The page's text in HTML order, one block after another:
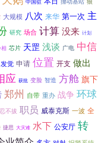
大规模 八次 来华 第一次 主
研究 场合 计算没来 计划
相 芯片 天罡 浅谈 广电 中信
发觉 申请 位置 开支 做出
应 获批 变脸 智造 方舱 旗下
郑州 自带 重办 战争 环球
不拔 职员 威泰克斯 一波 全
捷思 大灾难 水下 公安厅 转